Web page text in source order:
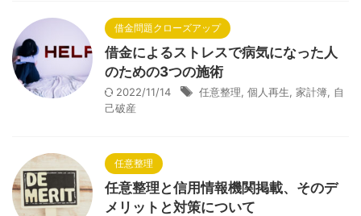
借金問題クローズアップ
借金によるストレスで病気になった人
のための3つの施術
2022/11/14 任意整理, 個人再生, 家計簿, 自
己破産
任意整理
任意整理と信用情報機関掲載、そのデ
メリットと対策について